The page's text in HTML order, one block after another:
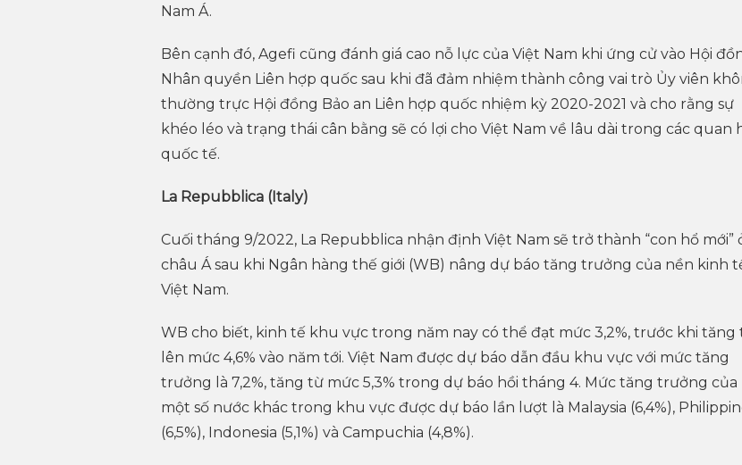
Nam Á.
Bên cạnh đó, Agefi cũng đánh giá cao nỗ lực của Việt Nam khi ứng cử vào Hội
Nhân quyền Liên hợp quốc sau khi đã đảm nhiệm thành công vai trò Ủy viên
thường trực Hội đồng Bảo an Liên hợp quốc nhiệm kỳ 2020-2021 và cho rằng sự
khéo léo và trạng thái cân bằng sẽ có lợi cho Việt Nam về lâu dài trong các quan
quốc tế.
La Repubblica (Italy)
Cuối tháng 9/2022, La Repubblica nhận định Việt Nam sẽ trở thành “con hổ mới”
châu Á sau khi Ngân hàng thế giới (WB) nâng dự báo tăng trưởng của nền kinh
Việt Nam.
WB cho biết, kinh tế khu vực trong năm nay có thể đạt mức 3,2%, trước khi tăng
lên mức 4,6% vào năm tới. Việt Nam được dự báo dẫn đầu khu vực với mức tăng
trưởng là 7,2%, tăng từ mức 5,3% trong dự báo hồi tháng 4. Mức tăng trưởng của
một số nước khác trong khu vực được dự báo lần lượt là Malaysia (6,4%),
(6,5%), Indonesia (5,1%) và Campuchia (4,8%).